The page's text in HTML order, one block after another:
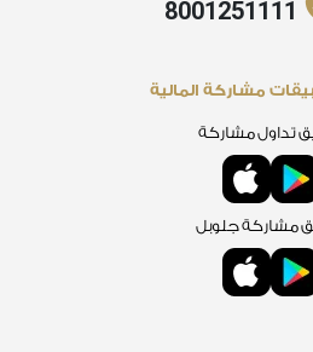
8001251111
مشاركة المالية
تداول مشاركة
مشاركة جلوبل